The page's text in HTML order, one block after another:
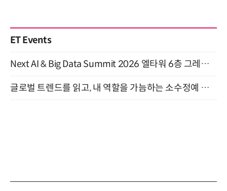
ET Events
Next AI & Big Data Summit 2026 엘타워 6층 그레이스홀 개최 (9/18)
글로벌 트렌드를 읽고, 내 역할을 가늠하는 소수정예 실습 워크숍 (8/28)